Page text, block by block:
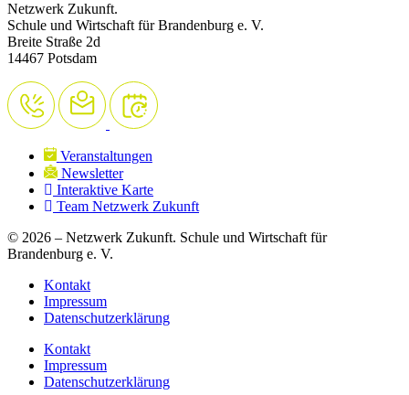
Netzwerk Zukunft.
Schule und Wirtschaft für Brandenburg e. V.
Breite Straße 2d
14467 Potsdam
Veranstaltungen
Newsletter
Interaktive Karte
Team Netzwerk Zukunft
© 2026 – Netzwerk Zukunft. Schule und Wirtschaft für
Brandenburg e. V.
Kontakt
Impressum
Datenschutzerklärung
Kontakt
Impressum
Datenschutzerklärung